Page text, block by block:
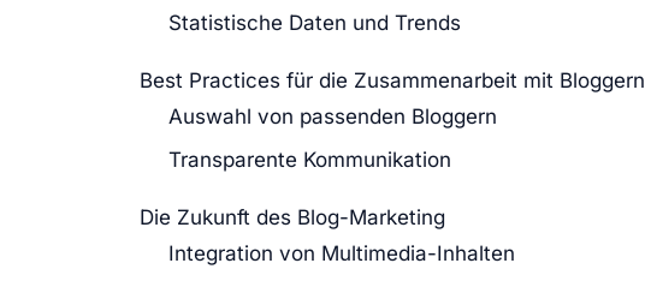
Statistische Daten und Trends
Best Practices für die Zusammenarbeit mit Bloggern
Auswahl von passenden Bloggern
Transparente Kommunikation
Die Zukunft des Blog-Marketing
Integration von Multimedia-Inhalten